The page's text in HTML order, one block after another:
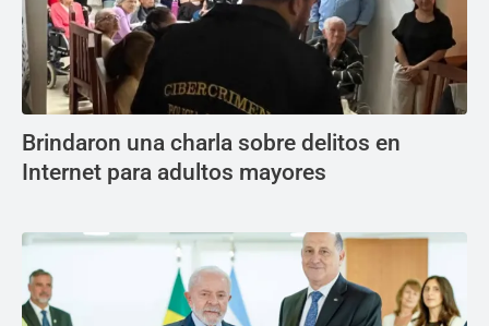
Brindaron una charla sobre delitos en
Internet para adultos mayores